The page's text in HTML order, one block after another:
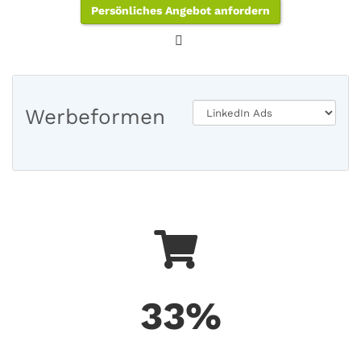
Persönliches Angebot anfordern
Werbeformen
33%